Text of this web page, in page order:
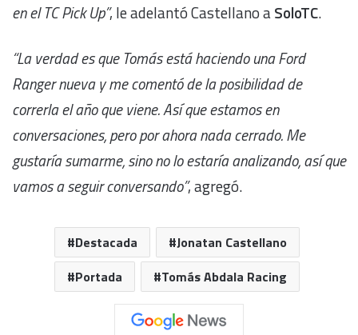
en el TC Pick Up”, le adelantó Castellano aSoloTC.
“La verdad es que Tomás está haciendo una Ford
Ranger nueva y me comentó de la posibilidad de
correrla el año que viene. Así que estamos en
conversaciones, pero por ahora nada cerrado. Me
gustaría sumarme, sino no lo estaría analizando, así que
vamos a seguir conversando”, agregó.
Destacada
Jonatan Castellano
Portada
Tomás Abdala Racing